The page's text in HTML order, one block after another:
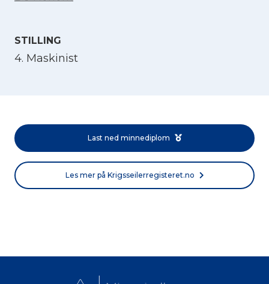
STILLING
4. Maskinist
Last ned minnediplom
Les mer på Krigsseilerregisteret.no